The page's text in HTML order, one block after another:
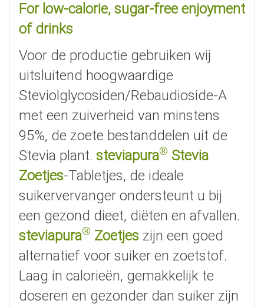
For low-calorie, sugar-free enjoyment
of drinks
Voor de productie gebruiken wij
uitsluitend hoogwaardige
Steviolglycosiden/Rebaudioside-A
met een zuiverheid van minstens
95%, de zoete bestanddelen uit de
Stevia plant. steviapura® Stevia
Zoetjes-Tabletjes, de ideale
suikervervanger ondersteunt u bij
een gezond dieet, diëten en afvallen.
steviapura® Zoetjes zijn een goed
alternatief voor suiker en zoetstof.
Laag in calorieën, gemakkelijk te
doseren en gezonder dan suiker zijn